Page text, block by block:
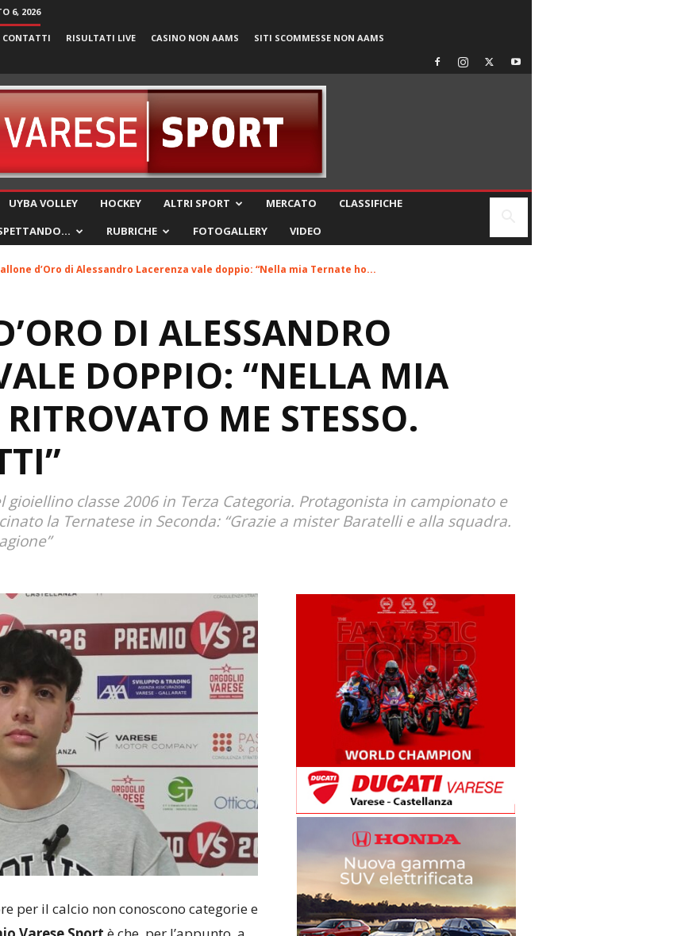
6, 2026
CONTATTI RISULTATI LIVE CASINO NON AAMS SITI SCOMMESSE NON AAMS
UYBA VOLLEY HOCKEY ALTRI SPORT MERCATO
CLASSIFICHE
RUBRICHE FOTOGALLERY VIDEO
d’Oro di Alessandro Lacerenza vale doppio: “Nella mia Ternate ho...
DI ALESSANDRO
DOPPIO: “NELLA MIA
ME STESSO.
classe 2006 in Terza Categoria. Protagonista in campionato e
la Ternatese in Seconda: “Grazie a mister Baratelli e alla squadra.
per il calcio non conoscono categorie e